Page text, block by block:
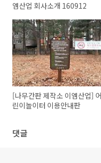
엠산업 회사소개 160912
[나무간판 제작소 이엠산업] 어
린이놀이터 이용안내판
댓글